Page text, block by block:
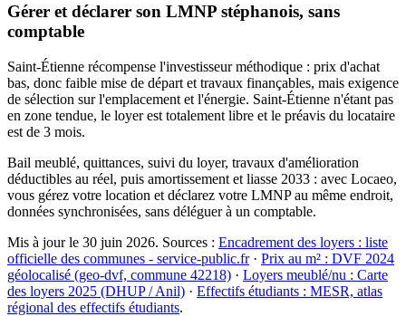
Gérer et déclarer son LMNP stéphanois, sans
comptable
Saint-Étienne récompense l'investisseur méthodique : prix d'achat
bas, donc faible mise de départ et travaux finançables, mais exigence
de sélection sur l'emplacement et l'énergie. Saint-Étienne n'étant pas
en zone tendue, le loyer est totalement libre et le préavis du locataire
est de 3 mois.
Bail meublé, quittances, suivi du loyer, travaux d'amélioration
déductibles au réel, puis amortissement et liasse 2033 : avec Locaeo,
vous gérez votre location et déclarez votre LMNP au même endroit,
données synchronisées, sans déléguer à un comptable.
Mis à jour le 30 juin 2026. Sources : Encadrement des loyers : liste
officielle des communes - service-public.fr· Prix au m² : DVF 2024
géolocalisé (geo-dvf, commune 42218) · Loyers meublé/nu : Carte
des loyers 2025 (DHUP / Anil) · Effectifs étudiants : MESR, atlas
régional des effectifs étudiants.